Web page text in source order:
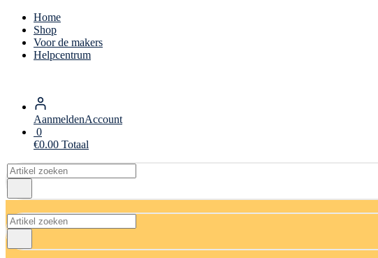
Home
Shop
Voor de makers
Helpcentrum
AanmeldenAccount
0
€0.00 Totaal